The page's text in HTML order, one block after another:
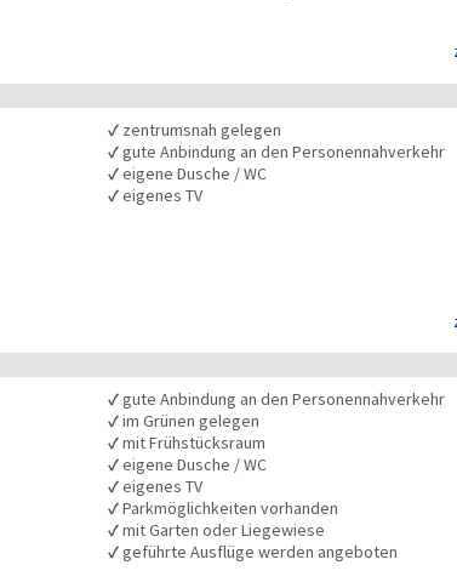
✓ zentrumsnah gelegen
✓gute Anbindung an den Personennahverkehr
✓eigene Dusche / WC
✓eigenes TV
✓gute Anbindung an den Personennahverkehr
✓im Grünen gelegen
✓mit Frühstücksraum
✓eigene Dusche / WC
✓eigenes TV
✓Parkmöglichkeiten vorhanden
✓mit Garten oder Liegewiese
✓geführte Ausflüge werden angeboten